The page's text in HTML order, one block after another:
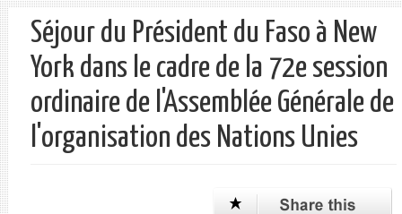
表
单
Séjour du Président du Faso à New
York dans le cadre de la 72e session
ordinaire de l'Assemblée Générale de
l'organisation des Nations Unies